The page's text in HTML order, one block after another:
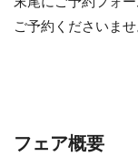
ご予約くださいませ
フェア概要